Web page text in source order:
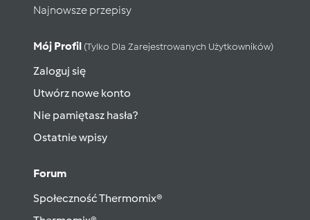
Najnowsze przepisy
Mój Profil (tylko Dla Zarejestrowanych Użytkowników)
Zaloguj się
Utwórz nowe konto
Nie pamiętasz hasła?
Ostatnie wpisy
Forum
Społeczność Thermomix®